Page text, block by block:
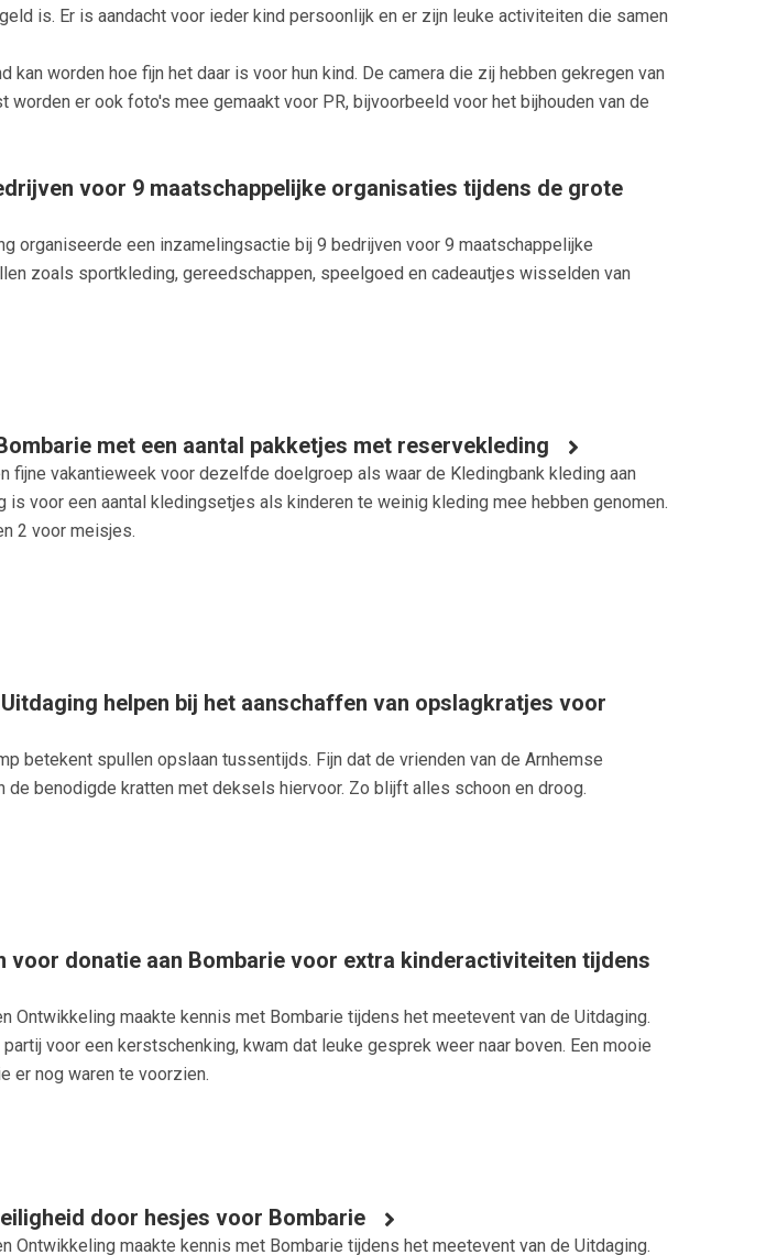
is. Er is aandacht voor ieder kind persoonlijk en er zijn leuke activiteiten die samen
kan worden hoe fijn het daar is voor hun kind. De camera die zij hebben gekregen van
worden er ook foto's mee gemaakt voor PR, bijvoorbeeld voor het bijhouden van de
voor 9 maatschappelijke organisaties tijdens de grote
organiseerde een inzamelingsactie bij 9 bedrijven voor 9 maatschappelijke
zoals sportkleding, gereedschappen, speelgoed en cadeautjes wisselden van
met een aantal pakketjes met reservekleding
fijne vakantieweek voor dezelfde doelgroep als waar de Kledingbank kleding aan
is voor een aantal kledingsetjes als kinderen te weinig kleding mee hebben genomen.
2 voor meisjes.
helpen bij het aanschaffen van opslagkratjes voor
betekent spullen opslaan tussentijds. Fijn dat de vrienden van de Arnhemse
de benodigde kratten met deksels hiervoor. Zo blijft alles schoon en droog.
voor donatie aan Bombarie voor extra kinderactiviteiten tijdens
Ontwikkeling maakte kennis met Bombarie tijdens het meetevent van de Uitdaging.
voor een kerstschenking, kwam dat leuke gesprek weer naar boven. Een mooie
er nog waren te voorzien.
door hesjes voor Bombarie
Ontwikkeling maakte kennis met Bombarie tijdens het meetevent van de Uitdaging.